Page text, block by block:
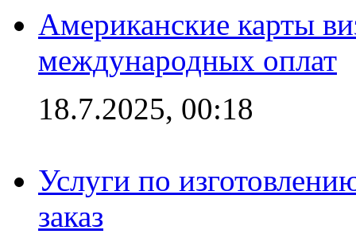
Американские карты
международных оплат
18.7.2025, 00:18
Услуги по
заказ